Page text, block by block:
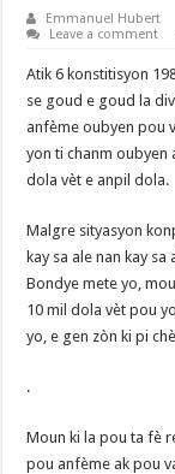
Emmanuel Hubert
Leave a comment
Atik 6 konstitisyon
se goud e goud la
anfème oubyen pou
yon ti chanm oubyen
dola vèt e anpil dola.
Malgre sityasyon
kay sa ale nan kay
Bondye mete yo,
10 mil dola vèt pou
yo, e gen zòn ki pi
.
Moun ki la pou ta fè
pou anfème ak pou